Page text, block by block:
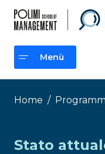
contenuto
Menù
Menù
Home /
Stato